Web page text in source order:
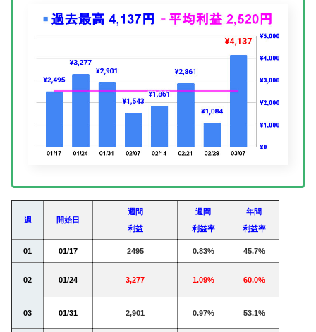
週 開始日
週間
利益
週間
利益率
年間
利益率
01 01/17 2495 0.83% 45.7%
02 01/24 3,277 1.09% 60.0%
03 01/31 2,901 0.97% 53.1%